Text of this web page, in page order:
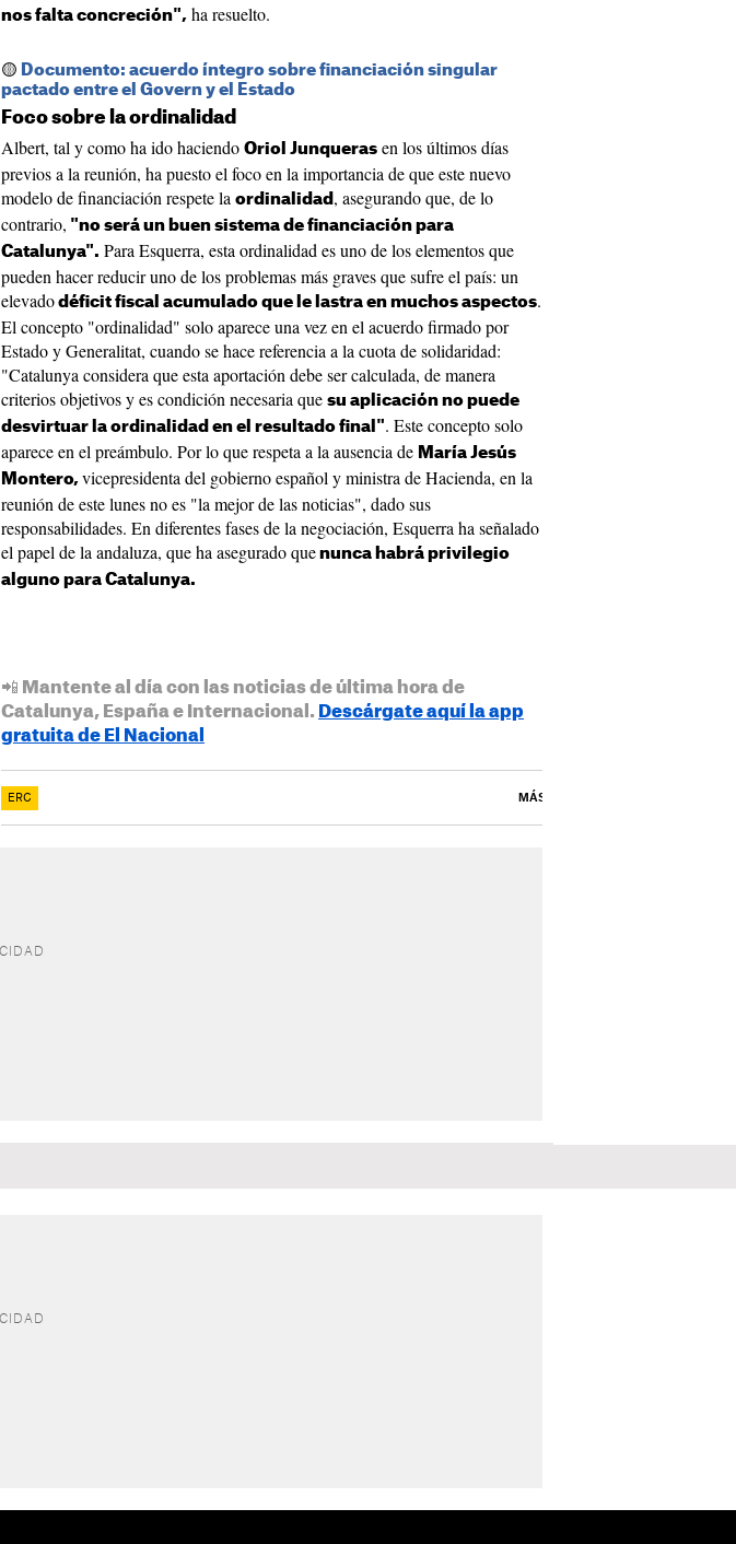
nos falta concreción", ha resuelto.
🟡 Documento: acuerdo íntegro sobre financiación singular
pactado entre el Govern y el Estado
Foco sobre la ordinalidad
Albert, tal y como ha ido haciendo Oriol Junqueras en los últimos días
previos a la reunión, ha puesto el foco en la importancia de que este nuevo
modelo de financiación respete la ordinalidad , asegurando que, de lo
contrario, "no será un buen sistema de financiación para
Catalunya". Para Esquerra, esta ordinalidad es uno de los elementos que
pueden hacer reducir uno de los problemas más graves que sufre el país: un
elevado déficit fiscal acumulado que le lastra en muchos aspectos.
El concepto "ordinalidad" solo aparece una vez en el acuerdo firmado por
Estado y Generalitat, cuando se hace referencia a la cuota de solidaridad:
"Catalunya considera que esta aportación debe ser calculada, de manera
criterios objetivos y es condición necesaria que su aplicación no puede
desvirtuar la ordinalidad en el resultado final". Este concepto solo
aparece en el preámbulo. Por lo que respeta a la ausencia de María Jesús
Montero, vicepresidenta del gobierno español y ministra de Hacienda, en la
reunión de este lunes no es "la mejor de las noticias", dado sus
responsabilidades. En diferentes fases de la negociación, Esquerra ha señalado
el papel de la andaluza, que ha asegurado que nunca habrá privilegio
alguno para Catalunya.
📲 Mantente al día con las noticias de última hora de
Catalunya, España e Internacional. Descárgate aquí la app
gratuita de El Nacional
ERC MÁS